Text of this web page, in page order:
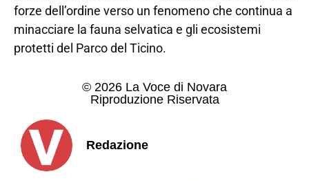
forze dell’ordine verso un fenomeno che continua a
minacciare la fauna selvatica e gli ecosistemi
protetti del Parco del Ticino.
© 2026 La Voce di Novara
Riproduzione Riservata
Redazione